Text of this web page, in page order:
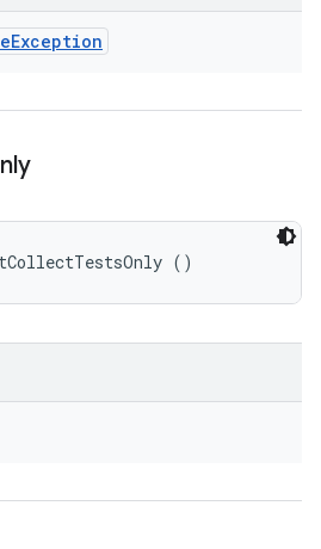
Exception
()